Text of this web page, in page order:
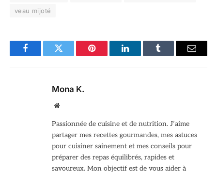
veau mijoté
FacebookTwitter Pinterest LinkedInTumblr Email
Mona K.
Site
Passionnée de cuisine et de nutrition. J’aime
partager mes recettes gourmandes, mes astuces
pour cuisiner sainement et mes conseils pour
préparer des repas équilibrés, rapides et
savoureux. Mon objectif est de vous aider à